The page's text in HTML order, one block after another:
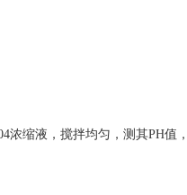
缩液，搅拌均匀，测其PH值